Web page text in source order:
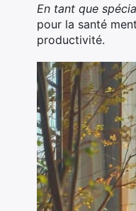
En tant que
pour la santé
productivité.